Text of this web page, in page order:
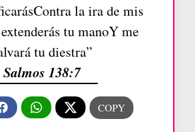
la ira de mis
tu manoY me
tu diestra”
Salmos 138:7